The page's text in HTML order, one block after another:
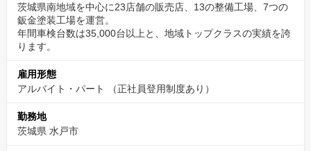
茨城県南地域を中心に23店舗の販売店、13の整備工場、7つの
鈑金塗装工場を運営。
年間車検台数は35,000台以上と、地域トップクラスの実績を誇
ります。
雇用形態
アルバイト・パート （正社員登用制度あり）
勤務地
茨城県 水戸市